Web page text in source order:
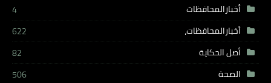
أخبارالمحافظات
4
أخبارالمحافظات،
622
أصل الحكاية
82
الصحة
506